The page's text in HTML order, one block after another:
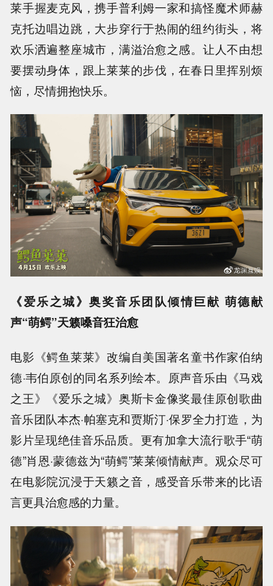
莱手握麦克风，携手普利姆一家和搞怪魔术师赫
克托边唱边跳，大步穿行于热闹的纽约街头，将
欢乐洒遍整座城市，满溢治愈之感。让人不由想
要摆动身体，跟上莱莱的步伐，在春日里挥别烦
恼，尽情拥抱快乐。
《爱乐之城》奥奖音乐团队倾情巨献 萌德献
声“萌鳄”天籁嗓音狂治愈
电影《鳄鱼莱莱》改编自美国著名童书作家伯纳
德·韦伯原创的同名系列绘本。原声音乐由《马戏
之王》《爱乐之城》奥斯卡金像奖最佳原创歌曲
音乐团队本杰·帕塞克和贾斯汀·保罗全力打造，为
影片呈现绝佳音乐品质。更有加拿大流行歌手“萌
德”肖恩·蒙德兹为“萌鳄”莱莱倾情献声。观众尽可
在电影院沉浸于天籁之音，感受音乐带来的比语
言更具治愈感的力量。